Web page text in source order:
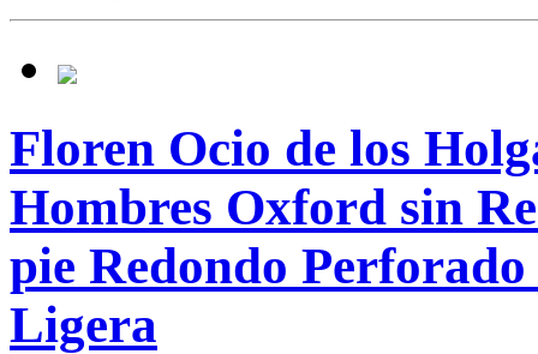
Floren Ocio de los
Hombres Oxford sin
pie Redondo
Ligera